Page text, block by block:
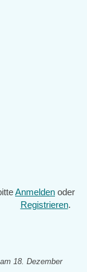
Anmelden oder
Registrieren.
18. Dezember